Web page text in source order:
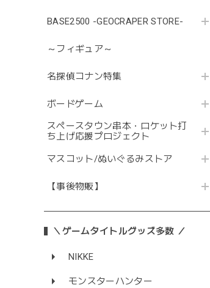
BASE2500 -GEOCRAPER STORE-
～フィギュア～
名探偵コナン特集
ボードゲーム
スペースタウン串本・ロケット打
ち上げ応援プロジェクト
マスコット/ぬいぐるみストア
【事後物販】
＼ゲームタイトルグッズ多数 ／
NIKKE
モンスターハンター